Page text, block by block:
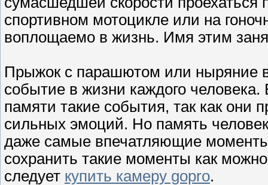
спортивном мотоцикле или на
воплощаемо в жизнь. Имя этим
Прыжок с парашютом или ныряние
событие в жизни каждого человека.
памяти такие события, так как они
сильных эмоций. Но память
даже самые впечатляющие
сохранить такие моменты как
следует купить камеру gopro.